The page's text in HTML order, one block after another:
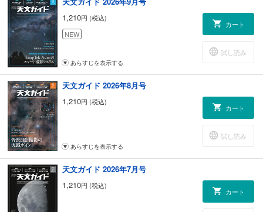
太陽黒点近況 時政典孝
小惑星ガイド 渡辺和郎
人工天体ガイド 橋本就安
惑星の近況 堀川邦昭，安達 誠
彗星ガイド 中野主一
広告索引
応募用紙
奥付
まだ見られる！注目の4彗星を見よう
読者の天体写真
入選者の声（最優秀賞受賞者手記）
14ばんめの月 大朝由美子
宇宙からの視点 池内 了
星のある場所 森 雅之
1,210円 (税込)
NEW
カート
試し読み
あらすじを表示する
天文ガイド 2026年8月号
1,210円 (税込)
カート
試し読み
あらすじを表示する
天文ガイド 2026年7月号
1,210円 (税込)
カート